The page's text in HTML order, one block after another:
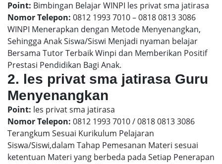
Point: Bimbingan Belajar WINPI les privat sma jatirasa
Nomor Telepon: 0812 1993 7010 – 0818 0813 3086
WINPI Menerapkan dengan Metode Menyenangkan,
Sehingga Anak Siswa/Siswi Menjadi nyaman belajar
Bersama Tutor Terbaik Winpi dan Memberikan Positif
Prestasi Pendidikan Bagi Anak.
2. les privat sma jatirasa Guru
Menyenangkan
Point: les privat sma jatirasa
Nomor Telepon: 0812 1993 7010 / 0818 0813 3086
Terangkum Sesuai Kurikulum Pelajaran
Siswa/Siswi,dalam Tahap Pemesanan Materi sesuai
ketentuan Materi yang berbeda pada Setiap Penerapan